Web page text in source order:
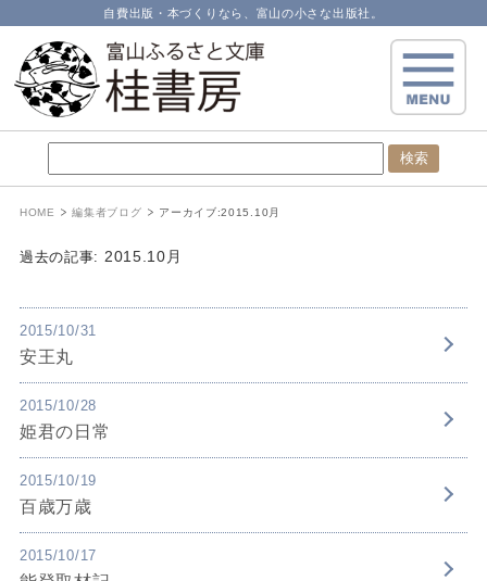
自費出版・本づくりなら、富山の小さな出版社。
HOME 編集者ブログ アーカイブ:2015.10月
過去の記事: 2015.10月
2015/10/31
安王丸
2015/10/28
姫君の日常
2015/10/19
百歳万歳
2015/10/17